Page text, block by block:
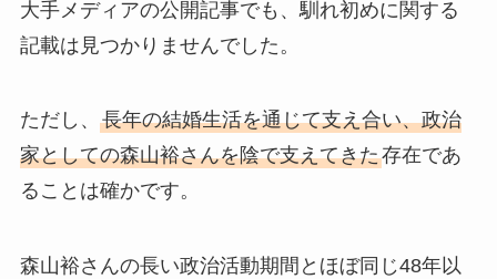
大手メディアの公開記事でも、馴れ初めに関する
記載は見つかりませんでした。
ただし、 長年の結婚生活を通じて支え合い、政治
家としての森山裕さんを陰で支えてきた存在であ
ることは確かです。
森山裕さんの長い政治活動期間とほぼ同じ48年以